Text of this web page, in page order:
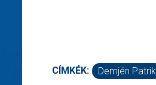
CÍMKÉK: Demjén Patrik